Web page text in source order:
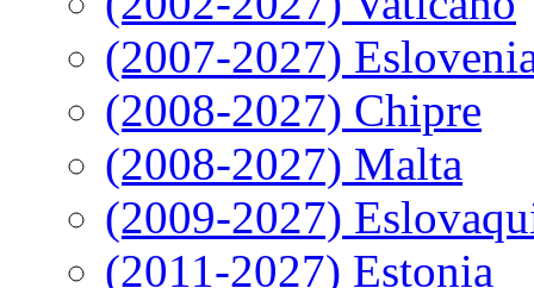
(2007-2027)
(2008-2027) Chipre
(2008-2027) Malta
(2009-2027)
(2011-2027) Estonia